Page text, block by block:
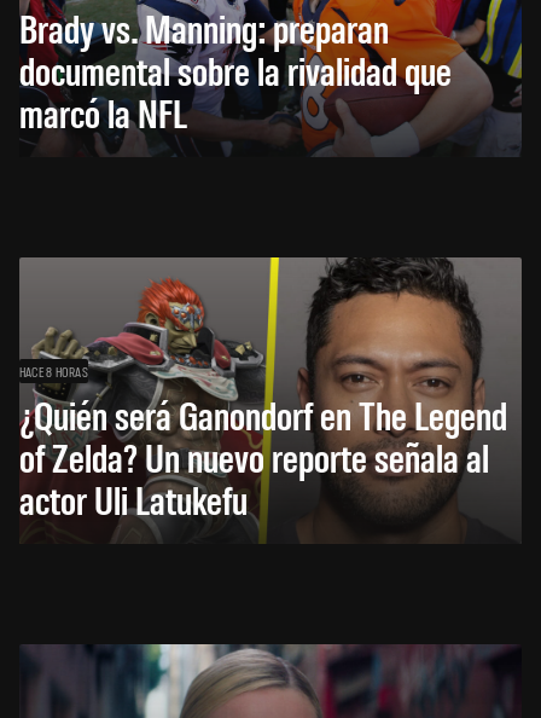
Brady vs. Manning: preparan
documental sobre la rivalidad que
marcó la NFL
HACE 8 HORAS
¿Quién será Ganondorf en The Legend
of Zelda? Un nuevo reporte señala al
actor Uli Latukefu